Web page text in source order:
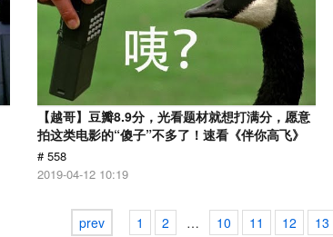
【越哥】豆瓣8.9分，光看题材就想打满分，愿意
拍这类电影的“傻子”不多了！速看《伴你高飞》
# 558
2019-04-12 10:19
prev 1 2 … 10 11 12 13